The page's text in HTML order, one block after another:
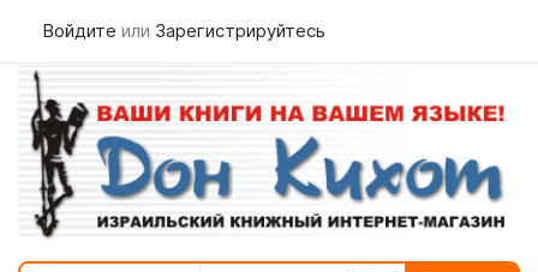
Войдите или Зарегистрируйтесь